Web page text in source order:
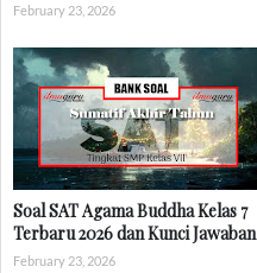
February 23, 2026
Soal SAT Agama Buddha Kelas 7
Terbaru 2026 dan Kunci Jawaban
February 23, 2026